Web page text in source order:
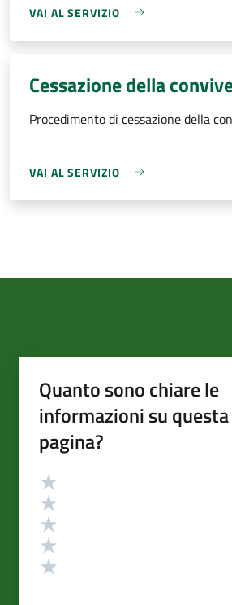
VAI AL SERVIZIO
Cessazione della
Procedimento di cessazione della
VAI AL SERVIZIO
Quanto sono chiare le
informazioni su questa
pagina?
Valutazione